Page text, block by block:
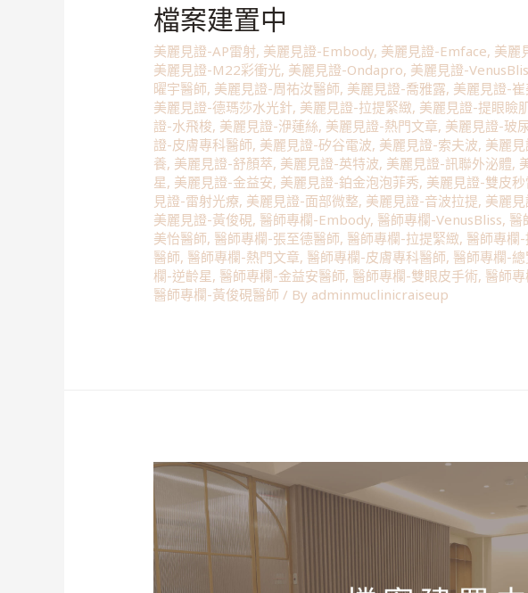
檔案建置中
美麗見證-AP雷射, 美麗見證-Embody, 美麗見證-Emface, 美麗
美麗見證-M22彩衝光, 美麗見證-Ondapro, 美麗見證-
曜宇醫師, 美麗見證-周祐汝醫師, 美麗見證-喬雅露, 美麗見證-
美麗見證-德瑪莎水光針, 美麗見證-拉提緊緻, 美麗見證-提眼瞼
證-水飛梭, 美麗見證-洢蓮絲, 美麗見證-熱門文章, 美麗見證-玻
證-皮膚專科醫師, 美麗見證-矽谷電波, 美麗見證-索夫波, 美麗
養, 美麗見證-舒顏萃, 美麗見證-英特波, 美麗見證-訊聯外泌體,
星, 美麗見證-金益安, 美麗見證-鉑金泡泡菲秀, 美麗見證-雙皮秒
見證-雷射光療, 美麗見證-面部微整, 美麗見證-音波拉提, 美麗
美麗見證-黃俊硯, 醫師專欄-Embody, 醫師專欄-VenusBliss, 醫
美怡醫師, 醫師專欄-張至德醫師, 醫師專欄-拉提緊緻, 醫師專欄
醫師, 醫師專欄-熱門文章, 醫師專欄-皮膚專科醫師, 醫師專欄-總
欄-逆齡星, 醫師專欄-金益安醫師, 醫師專欄-雙眼皮手術, 醫師
醫師專欄-黃俊硯醫師 / By adminmuclinicraiseup